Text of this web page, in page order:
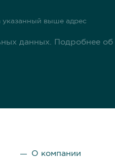
указанный выше адрес
данных. Подробнее об
О компании